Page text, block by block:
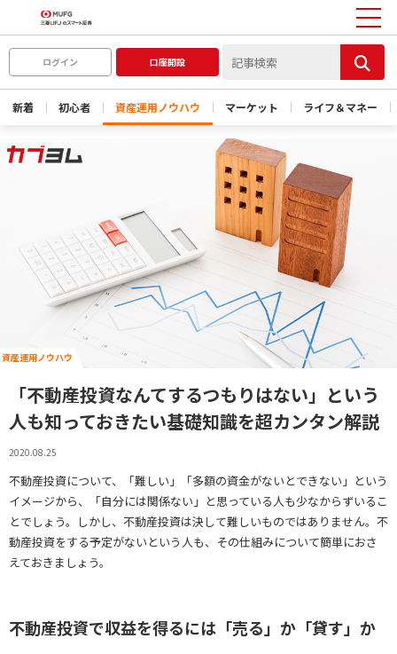
ログイン 口座開設
新着 初心者 資産運用ノウハウ マーケット ライフ＆マネー
資産運用ノウハウ
「不動産投資なんてするつもりはない」という
人も知っておきたい基礎知識を超カンタン解説
2020.08.25
不動産投資について、「難しい」「多額の資金がないとできない」という
イメージから、「自分には関係ない」と思っている人も少なからずいるこ
とでしょう。しかし、不動産投資は決して難しいものではありません。不
動産投資をする予定がないという人も、その仕組みについて簡単におさ
えておきましょう。
不動産投資で収益を得るには「売る」か「貸す」か